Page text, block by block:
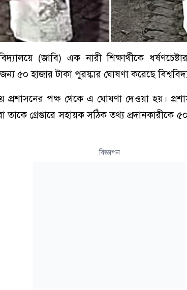
(জাবি) এক নারী শিক্ষার্থীকে
জন্য ৫০ হাজার টাকা পুরস্কার ঘোষণা করেছে
প্রশাসনের পক্ষ থেকে এ ঘোষণা দেওয়া হয়।
তাকে গ্রেপ্তারে সহায়ক সঠিক তথ্য প্রদানকারীকে
বিজ্ঞাপন